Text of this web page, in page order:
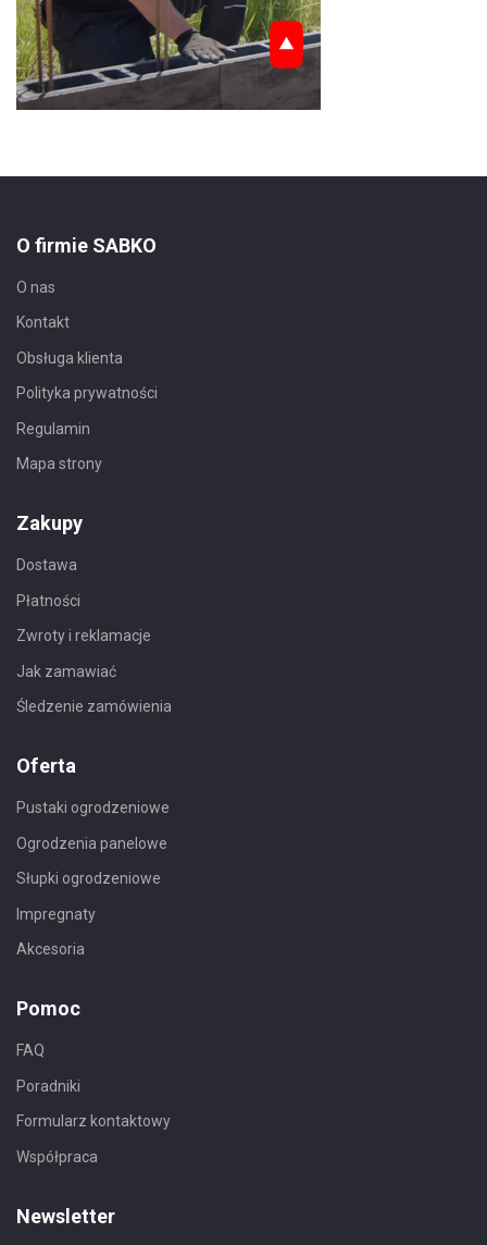
O firmie SABKO
O nas
Kontakt
Obsługa klienta
Polityka prywatności
Regulamin
Mapa strony
Zakupy
Dostawa
Płatności
Zwroty i reklamacje
Jak zamawiać
Śledzenie zamówienia
Oferta
Pustaki ogrodzeniowe
Ogrodzenia panelowe
Słupki ogrodzeniowe
Impregnaty
Akcesoria
Pomoc
FAQ
Poradniki
Formularz kontaktowy
Współpraca
Newsletter